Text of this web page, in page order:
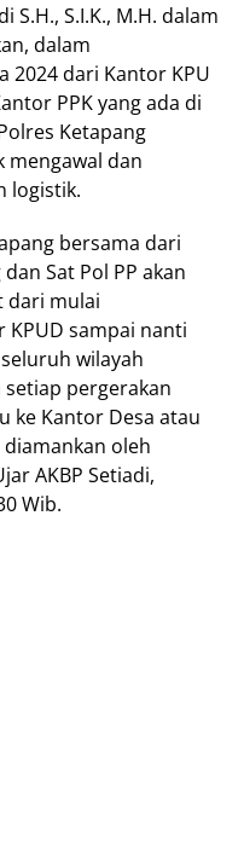
S.H., S.I.K., M.H. dalam
dalam
2024 dari Kantor KPU
PPK yang ada di
Ketapang
dan
logistik.
bersama dari
Sat Pol PP akan
dari mulai
sampai nanti
wilayah
pergerakan
ke Kantor Desa atau
diamankan oleh
AKBP Setiadi,
Wib.